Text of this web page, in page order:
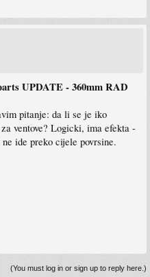
UPDATE - 360mm RAD
pitanje: da li se je iko
ventove? Logicki, ima efekta -
ide preko cijele povrsine.
(You must log in or sign up to reply here.)